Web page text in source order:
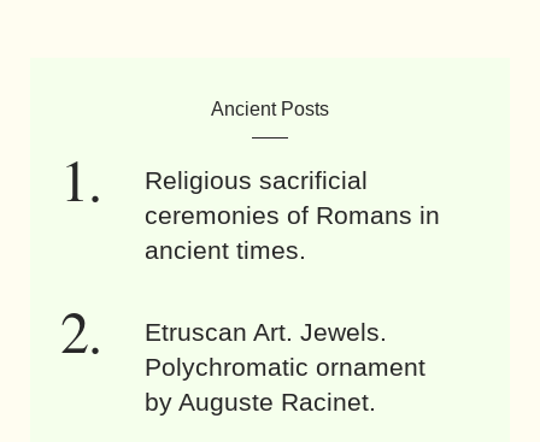
Ancient Posts
Religious sacrificial
ceremonies of Romans in
ancient times.
Etruscan Art. Jewels.
Polychromatic ornament
by Auguste Racinet.